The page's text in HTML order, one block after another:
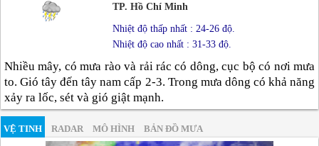
TP. Hồ Chí Minh
Nhiệt độ thấp nhất : 24-26 độ.
Nhiệt độ cao nhất : 31-33 độ.
Nhiều mây, có mưa rào và rải rác có dông, cục bộ có nơi mưa
to. Gió tây đến tây nam cấp 2-3. Trong mưa dông có khả năng
xảy ra lốc, sét và gió giật mạnh.
VỆ TINH RADAR MÔ HÌNH BẢN ĐỒ MƯA